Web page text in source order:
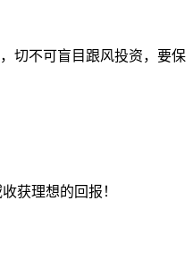
切不可盲目跟风投资，要保
获理想的回报！